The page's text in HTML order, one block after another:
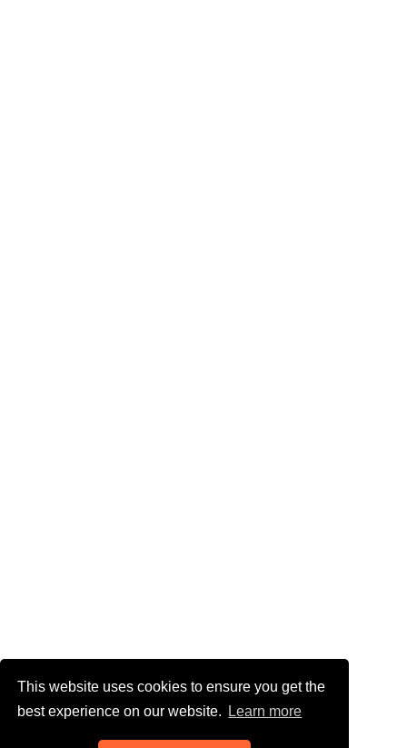
This website uses cookies to ensure you get the
best experience on our website.
Learn more